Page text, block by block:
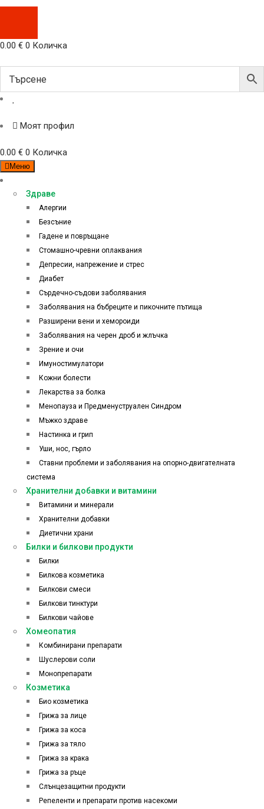
0.00 € 0 Количка
Моят профил
0.00 € 0 Количка
Меню
Здраве
Алергии
Безсъние
Гадене и повръщане
Стомашно-чревни оплаквания
Депресии, напрежение и стрес
Диабет
Сърдечно-съдови заболявания
Заболявания на бъбреците и пикочните пътища
Разширени вени и хемороиди
Заболявания на черен дроб и жлъчка
Зрение и очи
Имуностимулатори
Кожни болести
Лекарства за болка
Менопауза и Предменуструален Синдром
Мъжко здраве
Настинка и грип
Уши, нос, гърло
Ставни проблеми и заболявания на опорно-двигателната
система
Хранителни добавки и витамини
Витамини и минерали
Хранителни добавки
Диетични храни
Билки и билкови продукти
Билки
Билкова козметика
Билкови смеси
Билкови тинктури
Билкови чайове
Хомеопатия
Комбинирани препарати
Шуслерови соли
Монопрепарати
Козметика
Био козметика
Грижа за лице
Грижа за коса
Грижа за тяло
Грижа за крака
Грижа за ръце
Слънцезащитни продукти
Репеленти и препарати против насекоми